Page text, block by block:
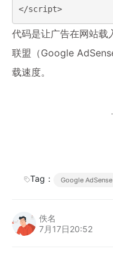
代码是让广告在网站载
联盟（Google
载速度。
Tag： Google AdSense
佚名
7月17日20:52